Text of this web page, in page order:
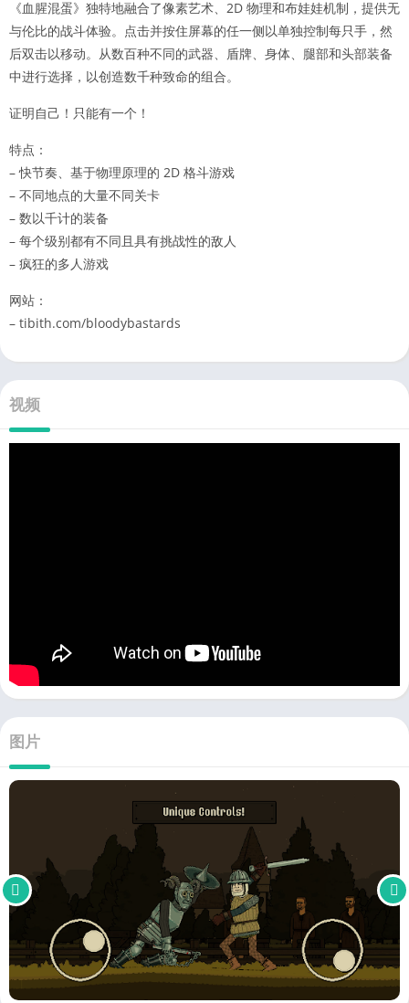
《血腥混蛋》独特地融合了像素艺术、2D 物理和布娃娃机制，提供无
与伦比的战斗体验。点击并按住屏幕的任一侧以单独控制每只手，然
后双击以移动。从数百种不同的武器、盾牌、身体、腿部和头部装备
中进行选择，以创造数千种致命的组合。
证明自己！只能有一个！
特点：
– 快节奏、基于物理原理的 2D 格斗游戏
– 不同地点的大量不同关卡
– 数以千计的装备
– 每个级别都有不同且具有挑战性的敌人
– 疯狂的多人游戏
网站：
– tibith.com/bloodybastards
视频
图片